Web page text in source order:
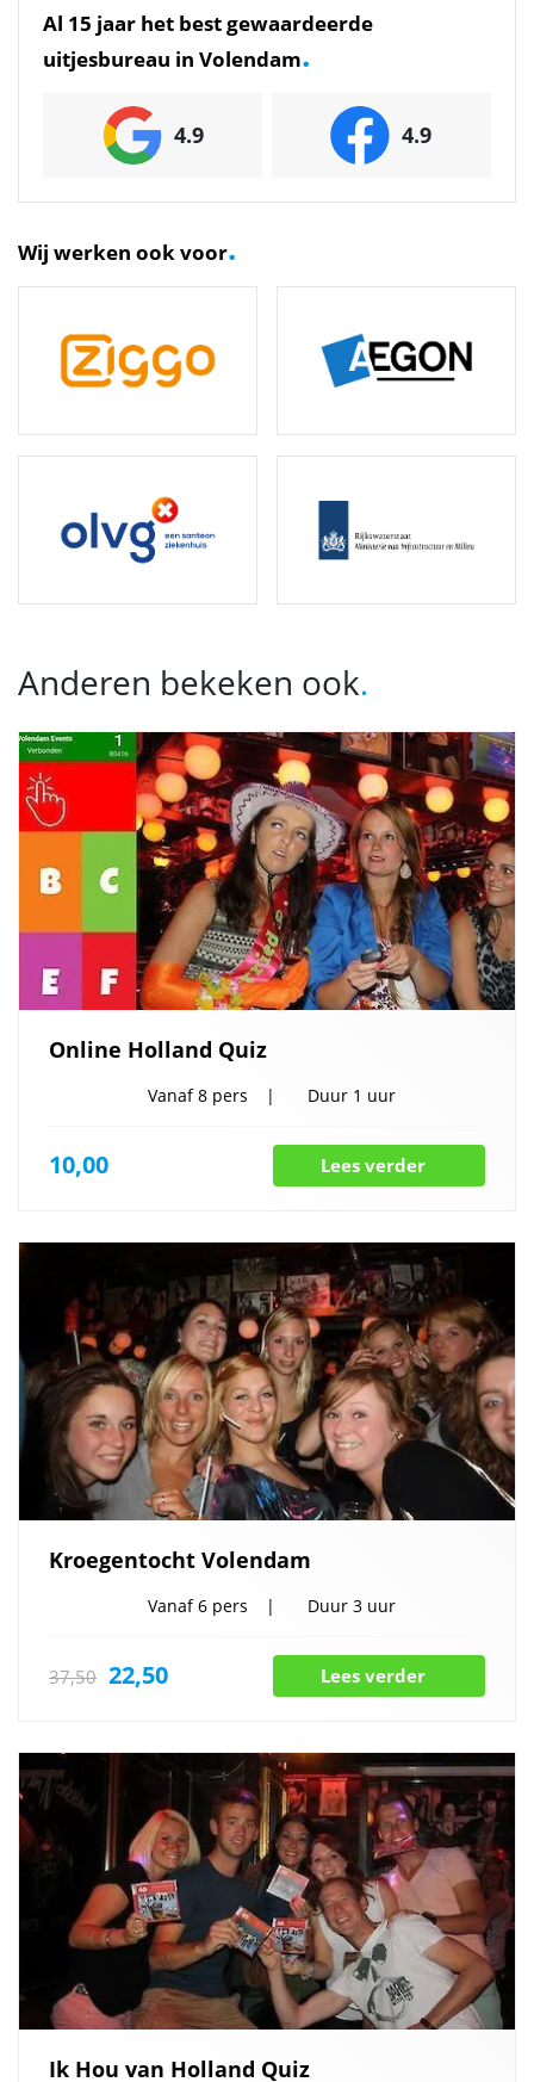
Al 15 jaar het best gewaardeerde
uitjesbureau in Volendam.
4.9 4.9
Wij werken ook voor.
Anderen bekeken ook.
Online Holland Quiz
Vanaf8 pers Duur 1 uur
10,00 Lees verder
Kroegentocht Volendam
Vanaf6 pers Duur 3 uur
37,50 22,50 Lees verder
Ik Hou van Holland Quiz